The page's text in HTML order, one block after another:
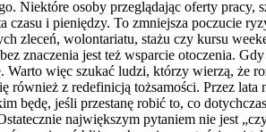
Niektóre osoby przeglądając oferty
czasu i pieniędzy. To zmniejsza poczucie
zleceń, wolontariatu, stażu czy kursu
znaczenia jest też wsparcie otoczenia.
Warto więc szukać ludzi, którzy wierzą, że
również z redefinicją tożsamości. Przez
będę, jeśli przestanę robić to, co
największym pytaniem nie jest